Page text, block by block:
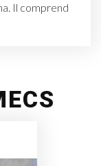
Il comprend